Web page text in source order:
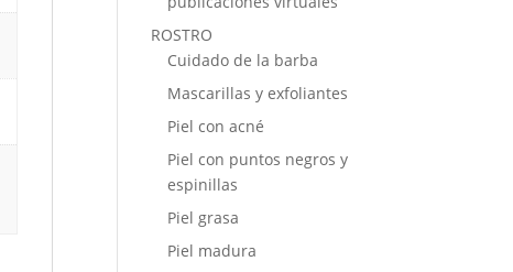
ROSTRO
Cuidado de la barba
Mascarillas y exfoliantes
Piel con acné
Piel con puntos negros y
espinillas
Piel grasa
Piel madura